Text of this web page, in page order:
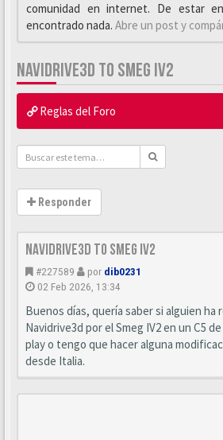
comunidad en internet. De estar
encontrado nada. Abre un post y
NAVIDRIVE3D TO SMEG IV2
Reglas del Foro
Responder
Navidrive3d to Smeg IV2
#227589 por dib0231
02 Feb 2026, 13:34
Buenos días, quería saber si alguien ha
Navidrive3d por el Smeg IV2 en un C5 de
play o tengo que hacer alguna
desde Italia.